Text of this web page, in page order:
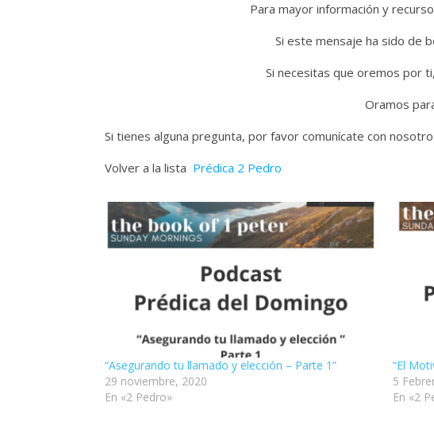
Para mayor información y
Si este mensaje ha sido de
Si necesitas que oremos por
Oramos
Si tienes alguna pregunta, por favor comunícate con
Volver a la lista Prédica 2 Pedro
“Asegurando tu llamado y elección – Parte 1”
29 noviembre, 2020
En «2 Pedro»
“El
5
En «2